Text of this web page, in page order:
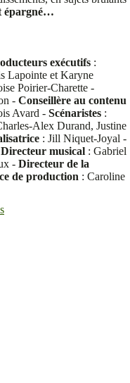
épargné…
exécutifs :
Lapointe et Karyne
Poirier-Charette -
- Conseillère au contenu
Avard - Scénaristes :
Alex Durand, Justine
: Jill Niquet-Joyal -
Directeur musical : Gabriel
- Directeur de la
de production : Caroline